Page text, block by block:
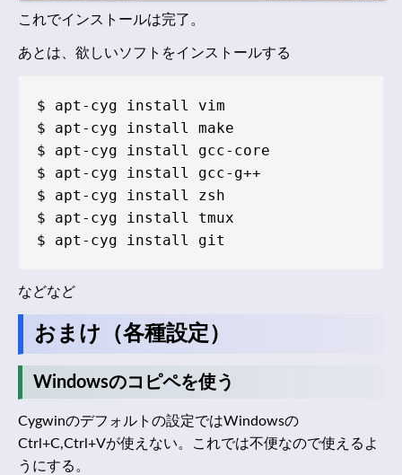
これでインストールは完了。
あとは、欲しいソフトをインストールする
$ apt-cyg install vim
$ apt-cyg install make
$ apt-cyg install gcc-core
$ apt-cyg install gcc-g++
$ apt-cyg install zsh
$ apt-cyg install tmux
などなど
おまけ（各種設定）
Windowsのコピペを使う
Cygwinのデフォルトの設定ではWindowsの
Ctrl+C,Ctrl+Vが使えない。これでは不便なので使えるよ
うにする。